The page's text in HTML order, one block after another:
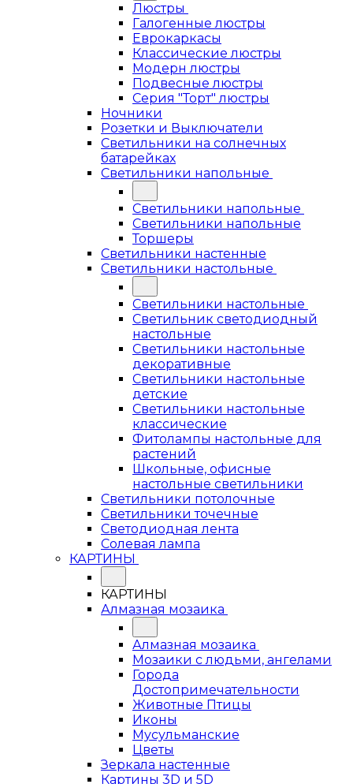
Люстры
Галогенные люстры
Еврокаркасы
Классические люстры
Модерн люстры
Подвесные люстры
Серия "Торт" люстры
Ночники
Розетки и Выключатели
Светильники на солнечных
батарейках
Светильники напольные
Светильники напольные
Светильники напольные
Торшеры
Светильники настенные
Светильники настольные
Светильники настольные
Светильник светодиодный
настольные
Светильники настольные
декоративные
Светильники настольные
детские
Светильники настольные
классические
Фитолампы настольные для
растений
Школьные, офисные
настольные светильники
Светильники потолочные
Светильники точечные
Светодиодная лента
Солевая лампа
КАРТИНЫ
КАРТИНЫ
Алмазная мозаика
Алмазная мозаика
Мозаики с людьми, ангелами
Города
Достопримечательности
Животные Птицы
Иконы
Мусульманские
Цветы
Зеркала настенные
Картины 3D и 5D